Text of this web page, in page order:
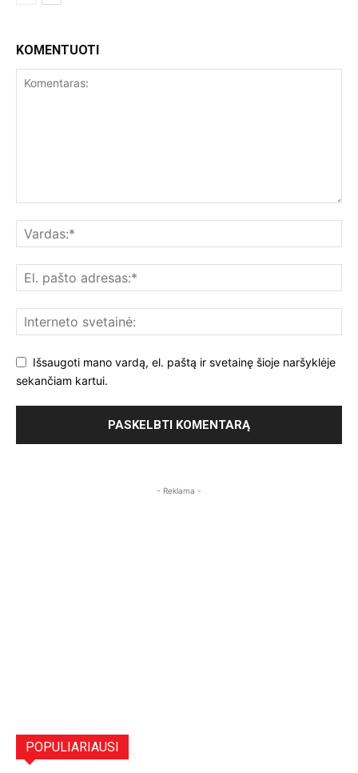
KOMENTUOTI
Išsaugoti mano vardą, el. paštą ir svetainę šioje naršyklėje
sekančiam kartui.
- Reklama -
POPULIARIAUSI